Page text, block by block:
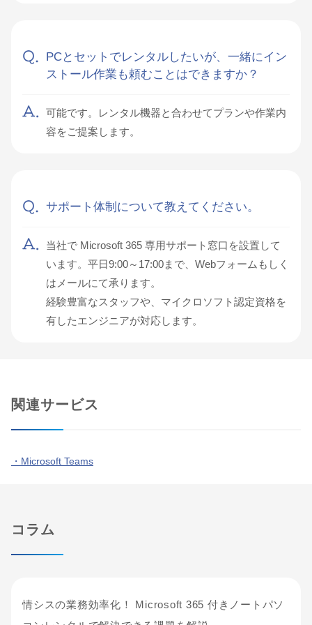
PCとセットでレンタルしたいが、一緒にイン
ストール作業も頼むことはできますか？
可能です。レンタル機器と合わせてプランや作業内
容をご提案します。
サポート体制について教えてください。
当社で Microsoft 365 専用サポート窓口を設置して
います。平日9:00～17:00まで、Webフォームもしく
はメールにて承ります。
経験豊富なスタッフや、マイクロソフト認定資格を
有したエンジニアが対応します。
関連サービス
・Microsoft Teams
コラム
情シスの業務効率化！ Microsoft 365 付きノートパソ